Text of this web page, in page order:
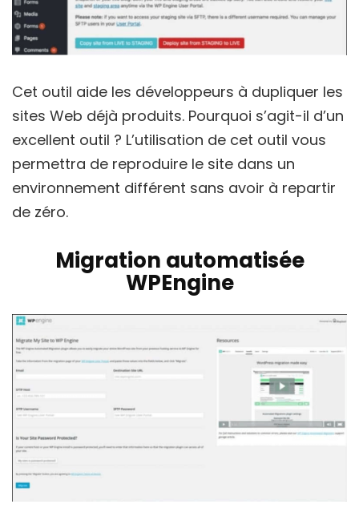
Cet outil aide les développeurs à dupliquer les
sites Web déjà produits. Pourquoi s’agit-il d’un
excellent outil ? L’utilisation de cet outil vous
permettra de reproduire le site dans un
environnement différent sans avoir à repartir
de zéro.
Migration automatisée
WPEngine